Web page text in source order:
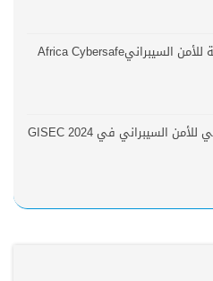
المشاركة في الندوة الإفريقية للأمن السيبرانيAfrica Cybersafe
مشاركة المركز العربي الإقليمي للأمن السيبراني في GISEC 2024